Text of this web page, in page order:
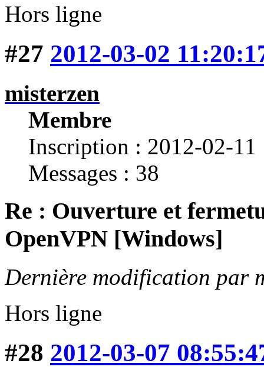
Hors ligne
#27 2012-03-02
misterzen
Membre
Inscription : 2012-02-11
Messages : 38
Re : Ouverture et
OpenVPN [Windows]
Dernière modification par
Hors ligne
#28 2012-03-07